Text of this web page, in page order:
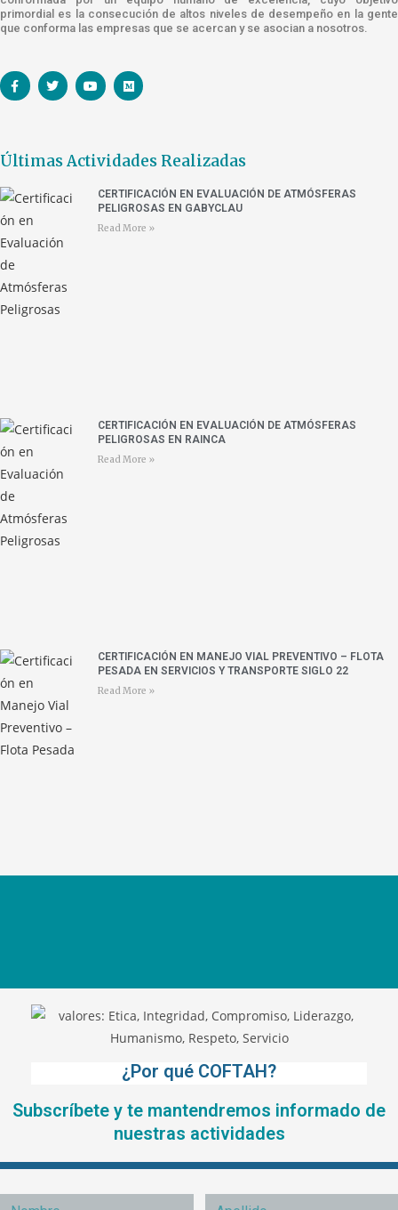
primordial es la consecución de altos niveles de desempeño en la gente
que conforma las empresas que se acercan y se asocian a nosotros.
Últimas Actividades Realizadas
CERTIFICACIÓN EN EVALUACIÓN DE ATMÓSFERAS
PELIGROSAS EN GABYCLAU
Read More »
CERTIFICACIÓN EN EVALUACIÓN DE ATMÓSFERAS
PELIGROSAS EN RAINCA
Read More »
CERTIFICACIÓN EN MANEJO VIAL PREVENTIVO – FLOTA
PESADA EN SERVICIOS Y TRANSPORTE SIGLO 22
Read More »
¿Por qué COFTAH?
Subscríbete y te mantendremos informado de
nuestras actividades